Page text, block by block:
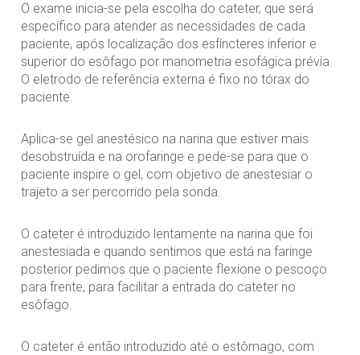
O exame inicia-se pela escolha do cateter, que será
específico para atender as necessidades de cada
paciente, após localização dos esfíncteres inferior e
superior do esôfago por manometria esofágica prévia.
O eletrodo de referência externa é fixo no tórax do
paciente.
Aplica-se gel anestésico na narina que estiver mais
desobstruída e na orofaringe e pede-se para que o
paciente inspire o gel, com objetivo de anestesiar o
trajeto a ser percorrido pela sonda.
O cateter é introduzido lentamente na narina que foi
anestesiada e quando sentimos que está na faringe
posterior pedimos que o paciente flexione o pescoço
para frente, para facilitar a entrada do cateter no
esôfago.
O cateter é então introduzido até o estômago, com